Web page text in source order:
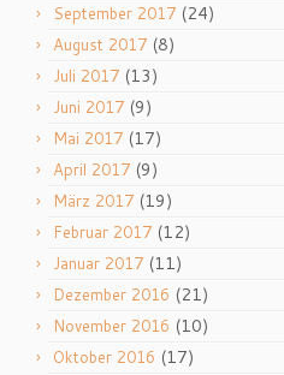
September 2017 (24)
August 2017 (8)
Juli 2017 (13)
Juni 2017 (9)
Mai 2017 (17)
April 2017 (9)
März 2017 (19)
Februar 2017 (12)
Januar 2017 (11)
Dezember 2016 (21)
November 2016 (10)
Oktober 2016 (17)